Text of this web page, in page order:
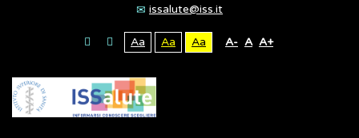
issalute@iss.it
Aa Aa Aa A- A A+